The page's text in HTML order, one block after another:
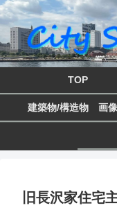
TOP
建築物/構造物 画
旧長沢家住宅